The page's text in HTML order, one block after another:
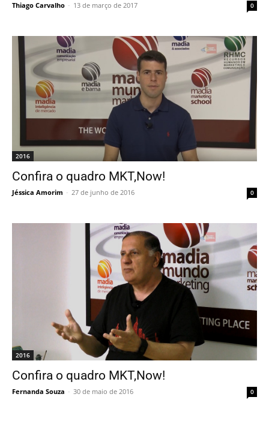
Thiago Carvalho - 13 de março de 2017 0
2016
Confira o quadro MKT,Now!
Jéssica Amorim - 27 de junho de 2016 0
2016
Confira o quadro MKT,Now!
Fernanda Souza - 30 de maio de 2016 0